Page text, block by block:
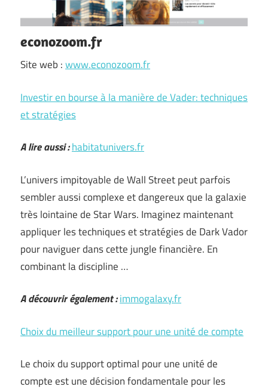
econozoom.fr
Site web :www.econozoom.fr
Investir en bourse à la manière de Vader: techniques
et stratégies
A lire aussi :habitatunivers.fr
L’univers impitoyable de Wall Street peut parfois
sembler aussi complexe et dangereux que la galaxie
très lointaine de Star Wars. Imaginez maintenant
appliquer les techniques et stratégies de Dark Vador
pour naviguer dans cette jungle financière. En
combinant la discipline …
A découvrir également :immogalaxy.fr
Choix du meilleur support pour une unité de compte
Le choix du support optimal pour une unité de
compte est une décision fondamentale pour les